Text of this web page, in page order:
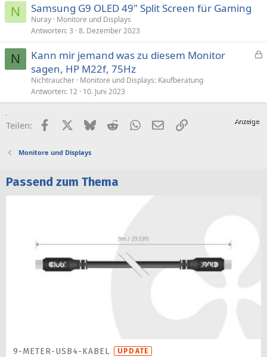
N Samsung G9 OLED 49" Split Screen für Gaming
Nuray Monitore und Displays
Antworten 3 8. Dezember 2023
N
e
Kann mir jemand was zu diesem Monitor
sagen, HP M22f, 75Hz
Nichtraucher Monitore und Displays: Kaufberatung
Antworten 12 10. Juni 2023
Teilen: FacebookX (Twitter)
BlueskyRedditWhatsApp
E-MailLink
Monitore und Displays
Passend zum Thema
9-METER-USB4-KABEL UPDATE